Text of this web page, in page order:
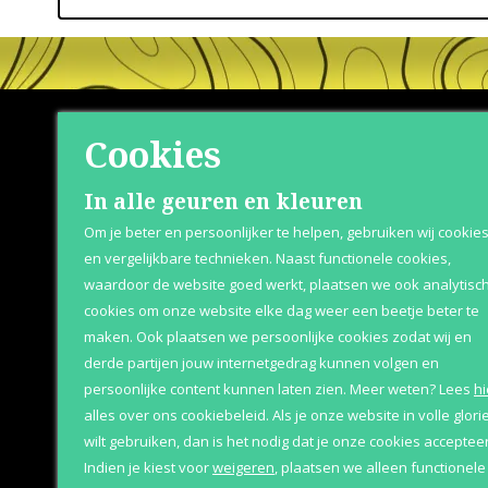
Shop
Herenparfum
Damesparfum
Merken
Geschenksets
Aanbiedingen
Over
Retourneren
Bezorging
Cookies
In alle geuren en kleuren
Om je beter en persoonlijker te helpen, gebruiken wij cookies
en vergelijkbare technieken. Naast functionele cookies,
waardoor de website goed werkt, plaatsen we ook
cookies om onze website elke dag weer een beetje beter te
maken. Ook plaatsen we persoonlijke cookies zodat wij en
derde partijen jouw internetgedrag kunnen volgen en
persoonlijke content kunnen laten zien. Meer weten?Lees
alles over ons cookiebeleid. Als je onze website in volle glorie
wilt gebruiken, dan is het nodig dat je onze cookies
Indien je kiest voorweigeren,plaatsen we alleen functionele